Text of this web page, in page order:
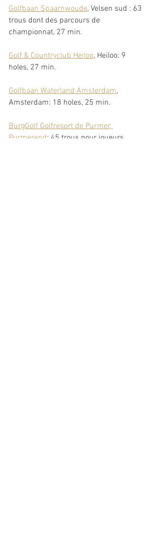
Golfbaan Spaarnwoude, Velsen sud : 63
trous dont des parcours de
championnat, 27 min.
Golf & Countryclub Heiloo, Heiloo: 9
holes, 27 min.
Golfbaan Waterland Amsterdam,
Amsterdam: 18 holes, 25 min.
BurgGolf Golfresort de Purmer,
Purmerend: 45 trous pour joueurs